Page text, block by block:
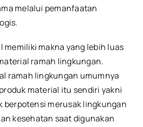
melalui pemanfaatan
makna yang lebih luas
ramah lingkungan.
ramah lingkungan umumnya
material itu sendiri yakni
berpotensi merusak lingkungan
kesehatan saat digunakan